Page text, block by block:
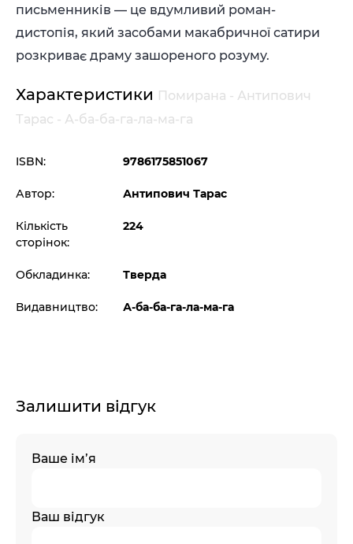
письменників — це вдумливий роман-
дистопія, який засобами макабричної сатири
розкриває драму зашореного розуму.
Характеристики Помирана - Антипович
Тарас - А-ба-ба-га-ла-ма-га
ISBN: 9786175851067
Автор: Антипович Тарас
Кількість
сторінок:
224
Обкладинка: Тверда
Видавництво: А-ба-ба-га-ла-ма-га
Залишити відгук
Ваше ім’я
Ваш відгук